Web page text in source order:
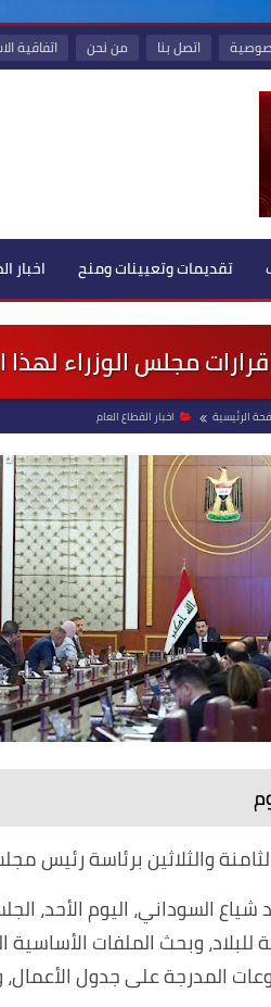
اتصل بنا من نحن اتفاقية
تقديمات وتعيينات ومنح اخبار
مجلس الوزراء لهذا
الرئيسية اخبار القطاع العام
والثلاثين برئاسة رئيس
السوداني، اليوم الأحد،
للبلاد، وبحث الملفات
المدرجة على جدول الأعمال،